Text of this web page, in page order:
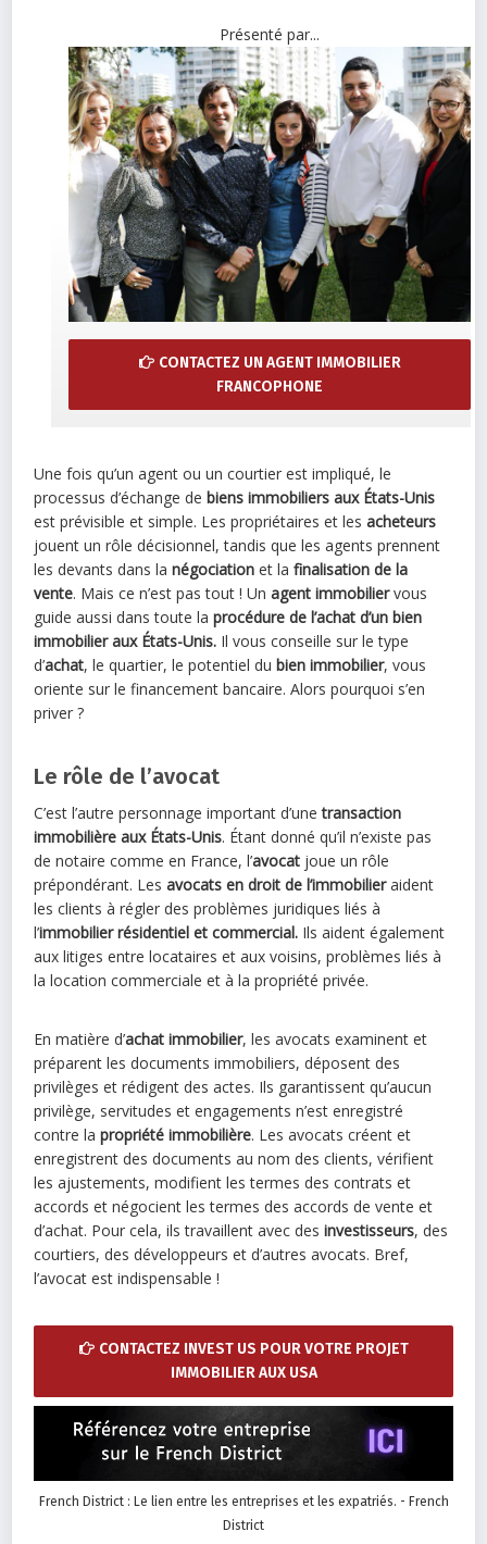
Présenté par...
CONTACTEZ UN AGENT IMMOBILIER
FRANCOPHONE
Une fois qu’un agent ou un courtier est impliqué, le
processus d’échange de biens immobiliers aux États-Unis
est prévisible et simple. Les propriétaires et lesacheteurs
jouent un rôle décisionnel, tandis que les agents prennent
les devants dans lanégociation et lafinalisation de la
vente. Mais ce n’est pas tout ! Unagent immobiliervous
guide aussi dans toute laprocédure de l’achat d’un bien
immobilier aux États-Unis. Il vous conseille sur le type
d’achat, le quartier, le potentiel du bien immobilier, vous
oriente sur le financement bancaire. Alors pourquoi s’en
priver ?
Le rôle de l’avocat
C’est l’autre personnage important d’unetransaction
immobilière aux États-Unis. Étant donné qu’il n’existe pas
de notaire comme en France, l’avocat joue un rôle
prépondérant. Lesavocats en droit de l’immobilieraident
les clients à régler des problèmes juridiques liés à
l’immobilier résidentiel et commercial. Ils aident également
aux litiges entre locataires et aux voisins, problèmes liés à
la location commerciale et à la propriété privée.
En matière d’achat immobilier, les avocats examinent et
préparent les documents immobiliers, déposent des
privilèges et rédigent des actes. Ils garantissent qu’aucun
privilège, servitudes et engagements n’est enregistré
contre lapropriété immobilière. Les avocats créent et
enregistrent des documents au nom des clients, vérifient
les ajustements, modifient les termes des contrats et
accords et négocient les termes des accords de vente et
d’achat. Pour cela, ils travaillent avec des investisseurs, des
courtiers, des développeurs et d’autres avocats. Bref,
l’avocat est indispensable !
CONTACTEZ INVEST US POUR VOTRE PROJET
IMMOBILIER AUX USA
French District : Le lien entre les entreprises et les expatriés. - French
District